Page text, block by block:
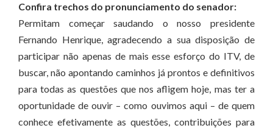
Confira trechos do pronunciamento do senador:
Permitam começar saudando o nosso presidente
Fernando Henrique, agradecendo a sua disposição de
participar não apenas de mais esse esforço do ITV, de
buscar, não apontando caminhos já prontos e definitivos
para todas as questões que nos afligem hoje, mas ter a
oportunidade de ouvir – como ouvimos aqui – de quem
conhece efetivamente as questões, contribuições para